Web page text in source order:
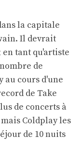
la capitale
Il devrait
tant qu'artiste
de
au cours d'une
de Take
de concerts à
Coldplay les
de 10 nuits